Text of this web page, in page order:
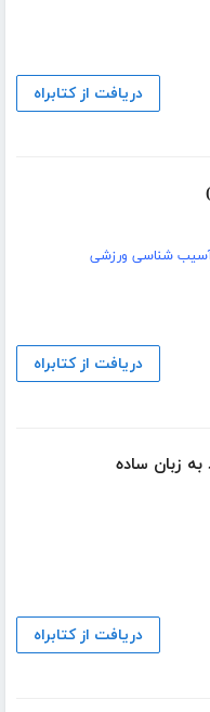
دریافت از کتابراه
شناسی ورزشی
دریافت از کتابراه
زبان ساده
دریافت از کتابراه